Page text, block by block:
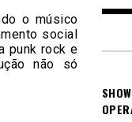
o músico
social
punk rock e
não só